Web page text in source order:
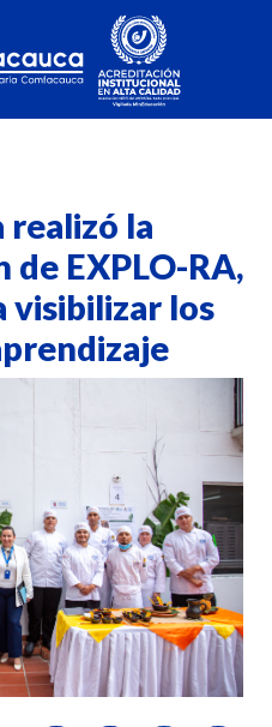
realizó la
EXPLO-RA,
visibilizar los